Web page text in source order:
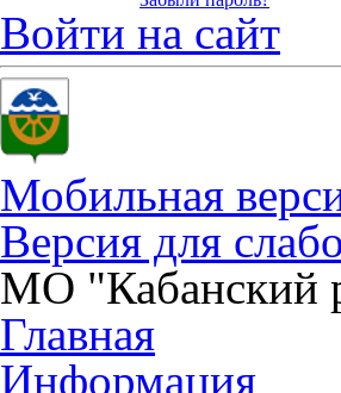
Войти на сайт
Мобильная
Версия для
МО "Кабанский
Главная
Информация